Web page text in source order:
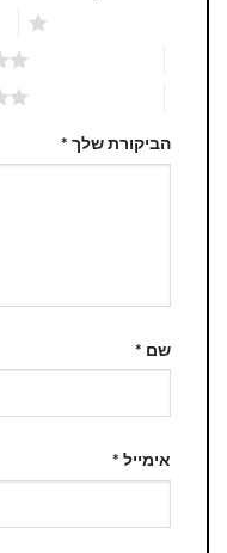
הביקורת שלך *
שם *
אימייל *